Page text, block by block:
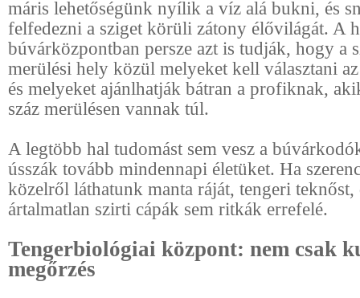
máris lehetőségünk nyílik a víz alá bukni, és
felfedezni a sziget körüli zátony élővilágát. A
búvárközpontban persze azt is tudják, hogy a
merülési hely közül melyeket kell választani
és melyeket ajánlhatják bátran a profiknak,
száz merülésen vannak túl.
A legtöbb hal tudomást sem vesz a
ússzák tovább mindennapi életüket. Ha
közelről láthatunk manta ráját, tengeri teknőst,
ártalmatlan szirti cápák sem ritkák errefelé.
Tengerbiológiai központ: nem csak
megőrzés